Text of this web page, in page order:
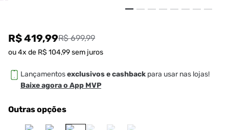
R$ 419,99R$ 699,99
ou4x de R$ 104,99sem juros
Lançamentosexclusivos e cashback para usar nas lojas!
Baixe agora o App MVP
Outras opções